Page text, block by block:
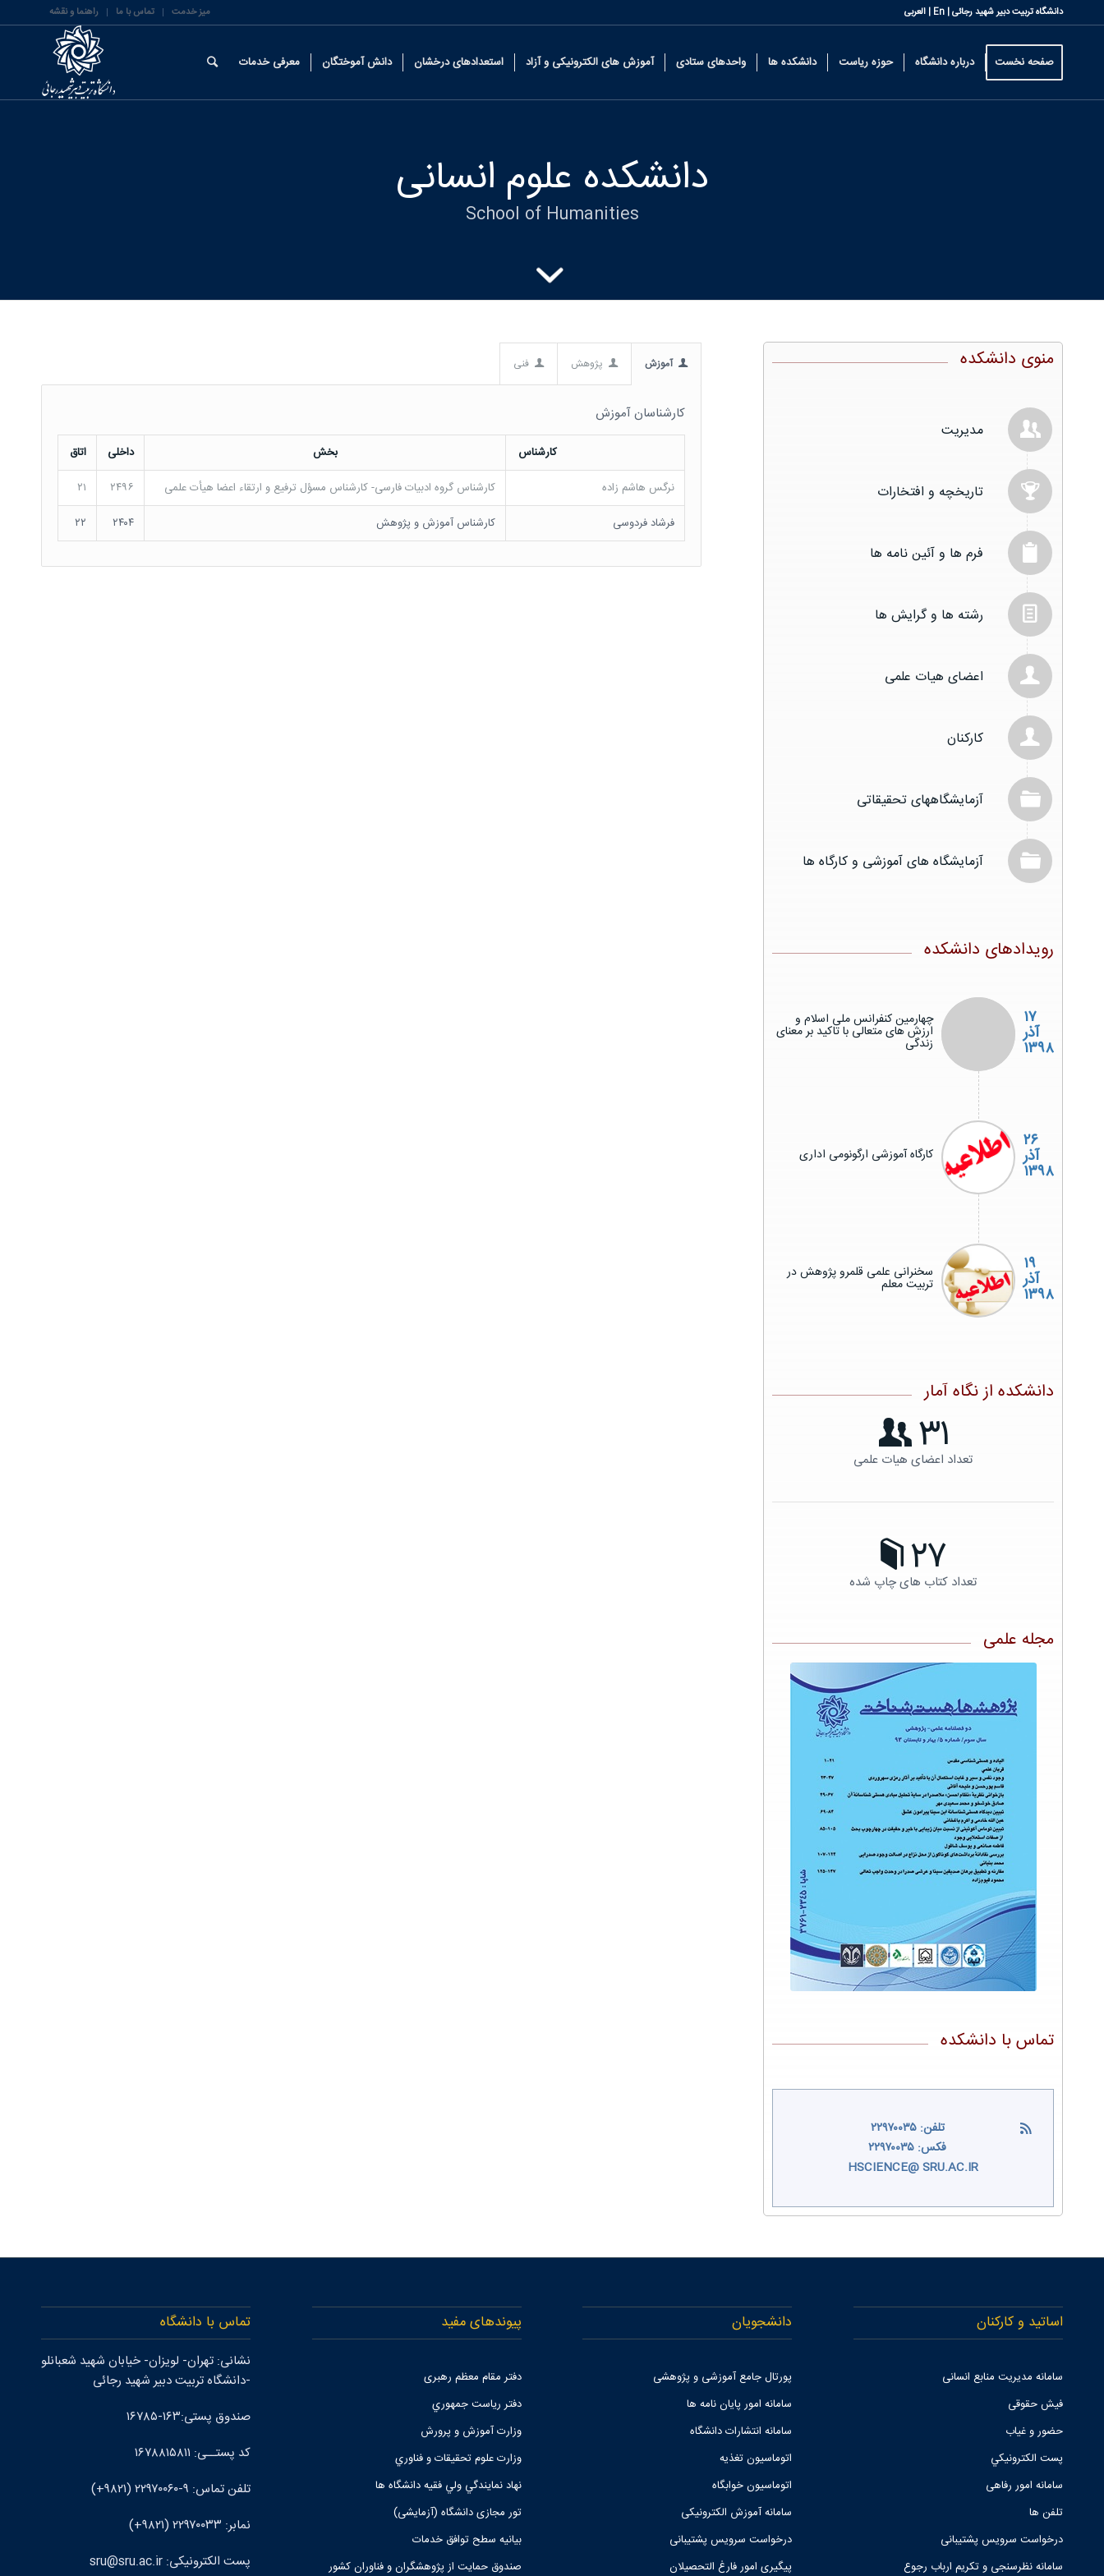
میز خدمت تماس با ما راهنما و نقشه دانشگاه تربیت دبیر شهید رجائی | En
| العربی
صفحه نخست درباره دانشگاه حوزه ریاست دانشکده ها واحدهای ستادی آموزش های الکترونیکی و آزاد استعدادهای درخشان دانش آموختگان معرفی خدمات
دانشکده علوم انسانی
School of Humanities
منوی دانشکده
مدیریت
تاریخچه و افتخارات
فرم ها و آئین نامه ها
رشته ها و گرایش ها
اعضای هیات علمی
کارکنان
آزمایشگاههای تحقیقاتی
آزمایشگاه های آموزشی و کارگاه ها
رویدادهای دانشکده
۱۷
آذر
۱۳۹۸
چهارمین کنفرانس ملی اسلام و
ارزش های متعالی با تاکید بر معنای
زندگی
۲۶
آذر
۱۳۹۸
کارگاه آموزشی ارگونومی اداری
۱۹
آذر
۱۳۹۸
سخنرانی علمی قلمرو پژوهش در
تربیت معلم
دانشکده از نگاه آمار
31
تعداد اعضای هیات علمی
27
تعداد کتاب های چاپ شده
مجله علمی
تماس با دانشکده
تلفن: ۲۲۹۷۰۰۳۵
فکس: ۲۲۹۷۰۰۳۵
HSCIENCE@ SRU.AC.IR
آموزش پژوهش فنی
کارشناسان آموزش
کارشناس بخش داخلی
اتاق
نرگس هاشم زاده
کارشناس گروه ادبیات فارسی- کارشناس مسؤل ترفیع و ارتقاء اعضا هیأت علمی ۲۴۹۶
۲۱
فرشاد فردوسی
کارشناس آموزش و پژوهش ۲۴۰۴ ۲۲
اساتید و کارکنان
سامانه مدیریت منابع انسانی
فیش حقوقی
حضور و غیاب
پست الكترونيكي
سامانه امور رفاهی
تلفن ها
درخواست سرویس پشتیبانی
سامانه نظرسنجی و تکریم ارباب رجوع
دانشجویان
پورتال جامع آموزشی و پژوهشی
سامانه امور پایان نامه ها
سامانه انتشارات دانشگاه
اتوماسیون تغذیه
اتوماسیون خوابگاه
سامانه آموزش الکترونیکی
درخواست سرویس پشتیبانی
پیگیری امور فارغ التحصیلان
پیوندهای مفید
دفتر مقام معظم رهبری
دفتر رياست جمهوري
وزارت آموزش و پرورش
وزارت علوم تحقيقات و فناوري
نهاد نمايندگي ولي فقيه دانشگاه ها
تور مجازی دانشگاه (آزمایشی)
بیانیه سطح توافق خدمات
صندوق حمايت از پژوهشگران و فناوران كشور
تماس با دانشگاه
نشانی: تهران- لويزان- خيابان شهيد شعبانلو
-دانشگاه تربيت دبير شهيد رجائی
صندوق پستی:۱۶۳-۱۶۷۸۵
کد پستــی: ۱۶۷۸۸۱۵۸۱۱
تلفن تماس: ۹-۲۲۹۷۰۰۶۰ (۹۸۲۱+)
نمابر: ۲۲۹۷۰۰۳۳ (۹۸۲۱+)
پست الکترونيکی: sru@sru.ac.ir